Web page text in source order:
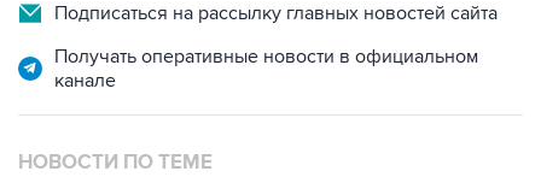
Подписаться на рассылку главных новостей сайта
Получать оперативные новости в официальном
канале
НОВОСТИ ПО ТЕМЕ